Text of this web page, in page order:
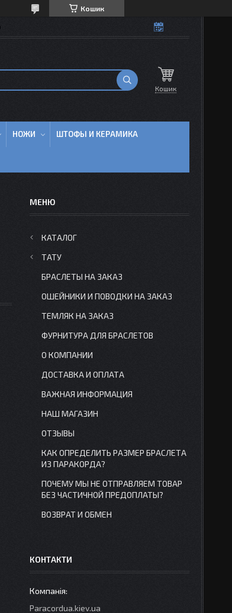
Кошик
Кошик
НОЖИ ШТОФЫ И КЕРАМИКА
КАТАЛОГ
ТАТУ
БРАСЛЕТЫ НА ЗАКАЗ
ОШЕЙНИКИ И ПОВОДКИ НА ЗАКАЗ
ТЕМЛЯК НА ЗАКАЗ
ФУРНИТУРА ДЛЯ БРАСЛЕТОВ
О КОМПАНИИ
ДОСТАВКА И ОПЛАТА
ВАЖНАЯ ИНФОРМАЦИЯ
НАШ МАГАЗИН
ОТЗЫВЫ
КАК ОПРЕДЕЛИТЬ РАЗМЕР БРАСЛЕТА
ИЗ ПАРАКОРДА?
ПОЧЕМУ МЫ НЕ ОТПРАВЛЯЕМ ТОВАР
БЕЗ ЧАСТИЧНОЙ ПРЕДОПЛАТЫ?
ВОЗВРАТ И ОБМЕН
КОНТАКТИ
Paracordua.kiev.ua